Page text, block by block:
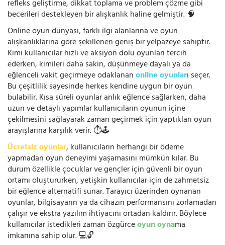
refleks geliştirme, dikkat toplama ve problem çözme gibi
becerileri destekleyen bir alışkanlık haline gelmiştir. 🧠
Online oyun dünyası, farklı ilgi alanlarına ve oyun
alışkanlıklarına göre şekillenen geniş bir yelpazeye sahiptir.
Kimi kullanıcılar hızlı ve aksiyon dolu oyunları tercih
ederken, kimileri daha sakin, düşünmeye dayalı ya da
eğlenceli vakit geçirmeye odaklananonline oyunları seçer.
Bu çeşitlilik sayesinde herkes kendine uygun bir oyun
bulabilir. Kısa süreli oyunlar anlık eğlence sağlarken, daha
uzun ve detaylı yapımlar kullanıcıların oyunun içine
çekilmesini sağlayarak zaman geçirmek için yaptıkları oyun
arayışlarına karşılık verir. ⏱️🕹️
Ücretsiz oyunlar, kullanıcıların herhangi bir ödeme
yapmadan oyun deneyimi yaşamasını mümkün kılar. Bu
durum özellikle çocuklar ve gençler için güvenli bir oyun
ortamı oluştururken, yetişkin kullanıcılar için de zahmetsiz
bir eğlence alternatifi sunar. Tarayıcı üzerinden oynanan
oyunlar, bilgisayarın ya da cihazın performansını zorlamadan
çalışır ve ekstra yazılım ihtiyacını ortadan kaldırır. Böylece
kullanıcılar istedikleri zaman özgürceoyun oynama
imkanına sahip olur. 💻🔓